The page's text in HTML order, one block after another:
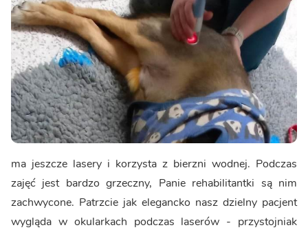
ma jeszcze lasery i korzysta z bierzni wodnej. Podczas
zajęć jest bardzo grzeczny, Panie rehabilitantki są nim
zachwycone. Patrzcie jak elegancko nasz dzielny pacjent
wygląda w okularkach podczas laserów - przystojniak